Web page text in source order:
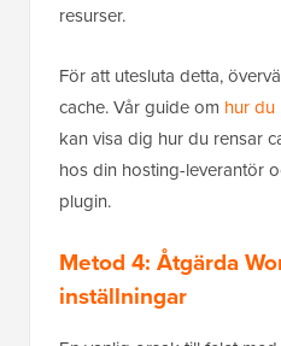
resurser.
För att utesluta detta,
cache. Vår guide om hur du
kan visa dig hur du rensar
hos din hosting-leverantör
plugin.
Metod 4: Åtgärda
inställningar